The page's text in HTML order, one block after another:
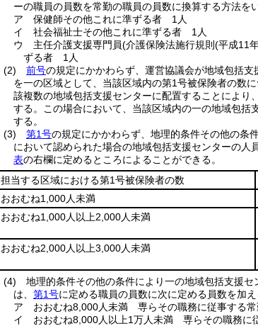
ーの職員の員数を常勤の職員の員数に換算する方法を
ア
保健師その他これに準ずる者 1人
イ
社会福祉士その他これに準ずる者 1人
ウ
主任介護支援専門員(介護保険法施行規則 (平成11
ずる者 1人
(2)
前号の規定にかかわらず、運営協議会が地域包括
を一の区域として、当該区域内の第1号被保険者の数
該複数の地域包括支援センターに配置することによ
する。
この場合において、当該区域内の一の地域包括
する。
(3)
第1号の規定にかかわらず、地理的条件その他の条
において認められた場合の地域包括支援センターの人
表の右欄に定めるところによることができる。
担当する区域における第1号被保険者の数
おおむね1,000人未満
おおむね1,000人以上2,000人未満
おおむね2,000人以上3,000人未満
(4)
地理的条件その他の条件により一の地域包括支援
は、 第1号に定める職員の員数に次に定める員数を加え
ア
おおむね8,000人未満 専らその職務に従事する
イ
おおむね8,000人以上1万人未満 専らその職務に